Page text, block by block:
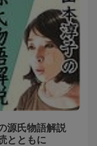
源氏物語解説
とともに